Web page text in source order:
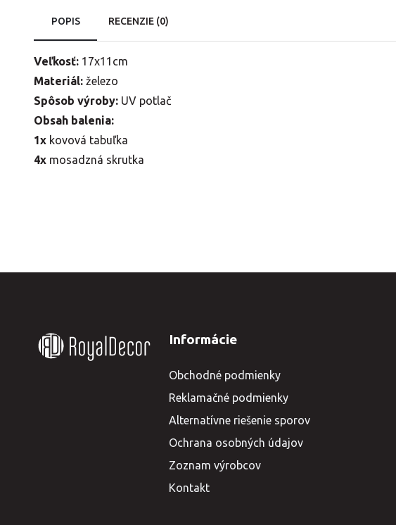
POPIS RECENZIE (0)
Veľkosť: 17x11cm
Materiál: železo
Spôsob výroby: UV potlač
Obsah balenia:
1x kovová tabuľka
4x mosadzná skrutka
Informácie
Obchodné podmienky
Reklamačné podmienky
Alternatívne riešenie sporov
Ochrana osobných údajov
Zoznam výrobcov
Kontakt